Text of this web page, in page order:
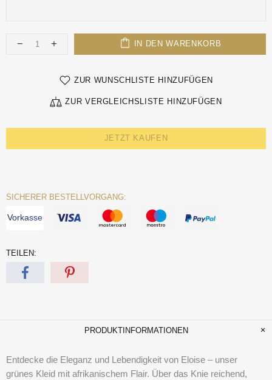
IN DEN WARENKORB
ZUR WUNSCHLISTE HINZUFÜGEN
ZUR VERGLEICHSLISTE HINZUFÜGEN
JETZT KAUFEN
SICHERER BESTELLVORGANG:
Vorkasse
TEILEN:
PRODUKTINFORMATIONEN
Entdecke die Eleganz und Lebendigkeit von Eloise – unser
grünes Kleid mit afrikanischem Flair. Über das Knie reichend,